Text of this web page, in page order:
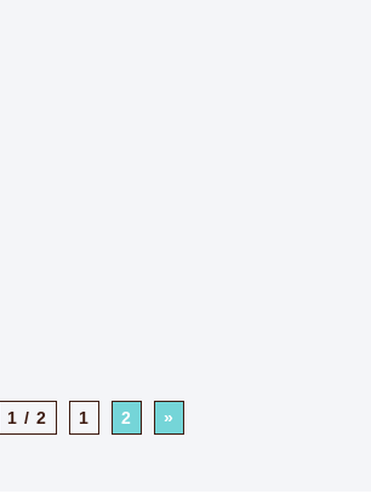
1 / 2 1 2 »